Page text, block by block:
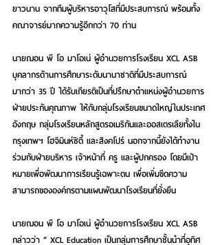
ยาวนาน จากทีมผู้บริหารอาวุโสที่มีประสบการณ์ พร้อมทั้ง
คณาจารย์มากความรู้อีกกว่า 70 ท่าน
นายฌอน พี โอ มาโอเน่ ผู้อำนวยการโรงเรียน XCL ASB
บุคลากรด้านการศึกษาระดับนานาชาติที่มีประสบการณ์
มากว่า 35 ปี ได้รับเกียรติเป็นที่ปรึกษาตำแหน่งผู้อำนวยการ
ฝ่ายประกันคุณภาพ ให้กับกลุ่มโรงเรียนขนาดใหญ่ในประเทศ
อังกฤษ กลุ่มโรงเรียนหลักสูตรอเมริกันและออสเตรเลียทั้งใน
กรุงเทพฯ โฮจิมินห์ซิตี้ และสิงคโปร์ นอกจากนี้ยังได้ทำงาน
ร่วมกับฝ่ายบริหาร เจ้าหน้าที่ ครู และผู้ปกครอง โดยมีเป้า
หมายเพื่อพัฒนาการเรียนรู้เฉพาะตน เพื่อเพิ่มขีดความ
สามารถขององค์กรตามแผนพัฒนาโรงเรียนที่ยั่งยืน
นายฌอน พี โอ มาโอเน่ ผู้อำนวยการโรงเรียน XCL ASB
กล่าวว่า “ XCL Education เป็นกลุ่มการศึกษาชั้นนำที่อุทิศ